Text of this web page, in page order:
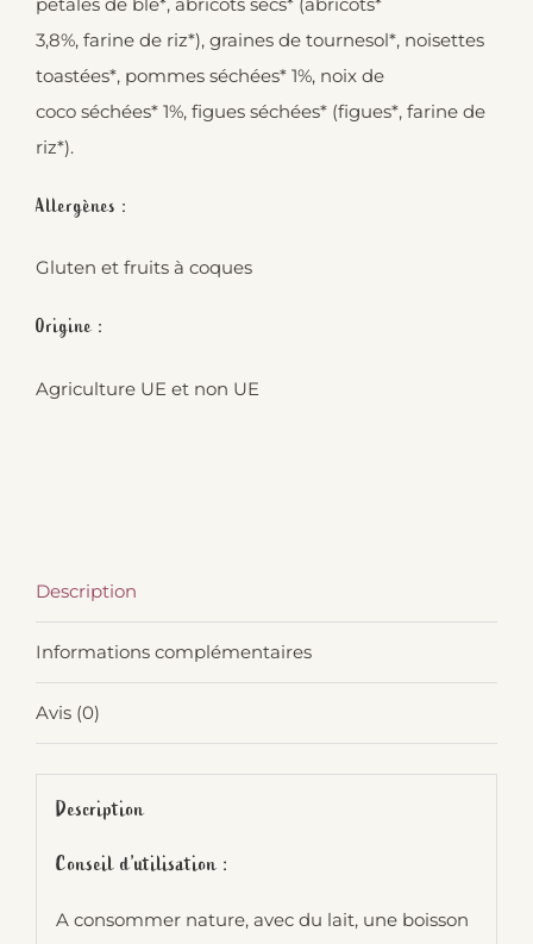
3,8%, farine de riz*), graines de tournesol*, noisettes
toastées*, pommes séchées* 1%, noix de
coco séchées* 1%, figues séchées* (figues*, farine de
riz*).
Allergènes :
Gluten et fruits à coques
Origine :
Agriculture UE et non UE
Description
Informations complémentaires
Avis (0)
Description
Conseil d’utilisation :
A consommer nature, avec du lait, une boisson